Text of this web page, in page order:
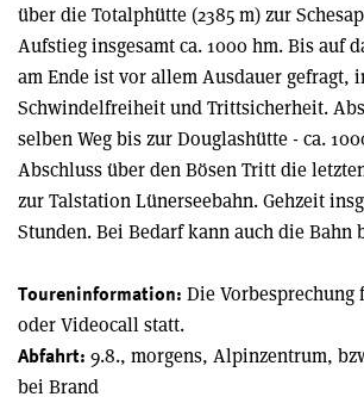
über die Totalphütte (2385 m) zur
Aufstieg insgesamt ca. 1000 hm. Bis auf
am Ende ist vor allem Ausdauer gefragt,
Schwindelfreiheit und Trittsicherheit.
selben Weg bis zur Douglashütte - ca.
Abschluss über den Bösen Tritt die
zur Talstation Lünerseebahn. Gehzeit
Stunden. Bei Bedarf kann auch die Bahn
Toureninformation: Die Vorbesprechung
oder Videocall statt.
Abfahrt: 9.8., morgens, Alpinzentrum,
bei Brand